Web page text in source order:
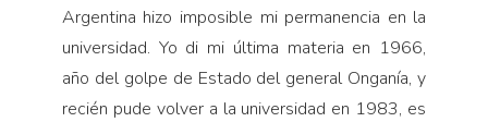
Argentina hizo imposible mi permanencia en la
universidad. Yo di mi última materia en 1966,
año del golpe de Estado del general Onganía, y
recién pude volver a la universidad en 1983, es